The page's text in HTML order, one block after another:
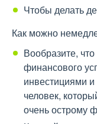
Чтобы делать
Как можно
Вообразите,
финансового
инвестициями
человек,
очень острому